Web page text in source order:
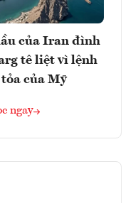
của Iran đình
tê liệt vì lệnh
của Mỹ
ngay